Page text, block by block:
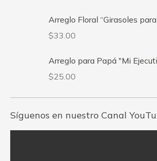
Arreglo Floral “Girasoles
$33.00
Arreglo para Papá "Mi
$25.00
Síguenos en nuestro Canal